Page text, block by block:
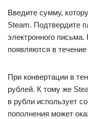
Введите сумму,
Steam. Подтвердите
электронного
появляются в
При конвертации в
рублей. К тому же
в рубли использует
пополнения может